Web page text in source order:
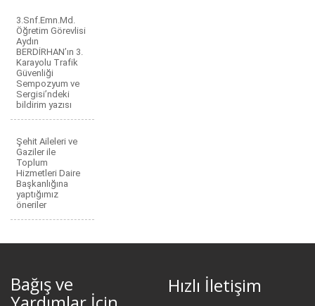
3.Snf.Emn.Md.
Öğretim Görevlisi
Aydın
BERDİRHAN’ın 3.
Karayolu Trafik
Güvenliği
Sempozyum ve
Sergisi’ndeki
bildirim yazısı
Şehit Aileleri ve
Gaziler ile
Toplum
Hizmetleri Daire
Başkanlığına
yaptığımız
öneriler
Bağış ve Hızlı İletişim